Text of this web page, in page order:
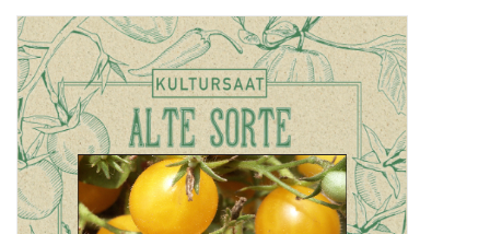
Für Kinder
Geschenkideen
Katalog